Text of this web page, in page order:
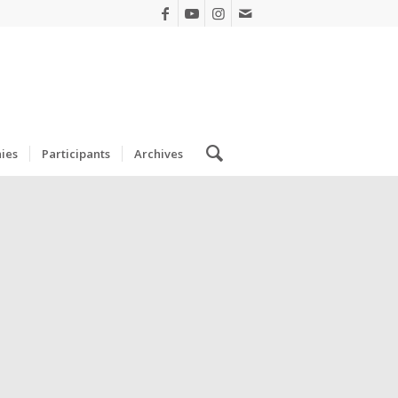
Participants Archives